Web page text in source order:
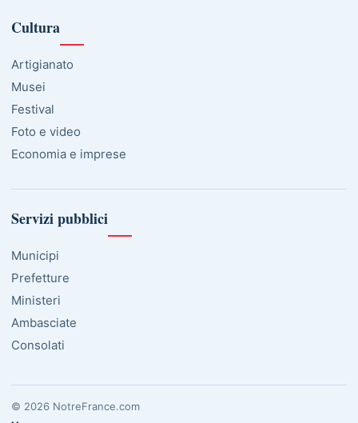
Cultura
Artigianato
Musei
Festival
Foto e video
Economia e imprese
Servizi pubblici
Municipi
Prefetture
Ministeri
Ambasciate
Consolati
© 2026 NotreFrance.com